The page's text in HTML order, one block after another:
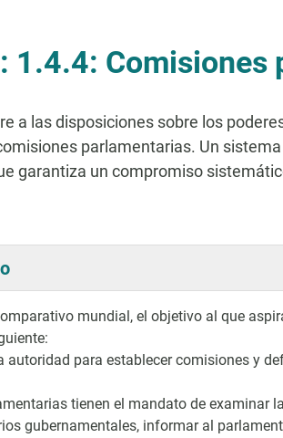
1.4.4: Comisiones
a las disposiciones sobre los
parlamentarias. Un
garantiza un compromiso
mundial, el objetivo al que
autoridad para establecer comisiones y
tienen el mandato de examinar
gubernamentales, informar al